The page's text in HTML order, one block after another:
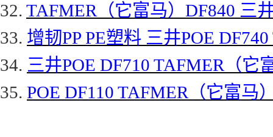
32. TAFMER（它富马）DF840 三
33. 增韧PP PE塑料 三井POE
34. 三井POE DF710 TAFMER（它
35. POE DF110 TAFMER（它富马